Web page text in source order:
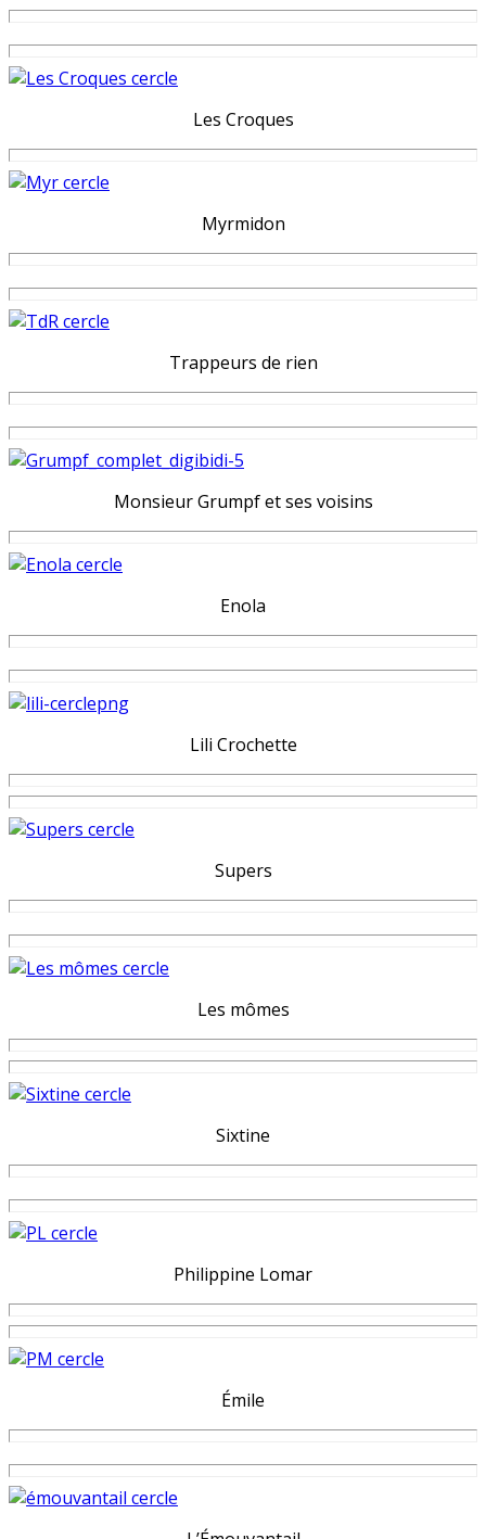
Les Croques
Myrmidon
Trappeurs de rien
Monsieur Grumpf et ses voisins
Enola
Lili Crochette
Supers
Les mômes
Sixtine
Philippine Lomar
Émile